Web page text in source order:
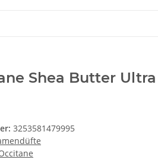
Shea Butter
3253581479995